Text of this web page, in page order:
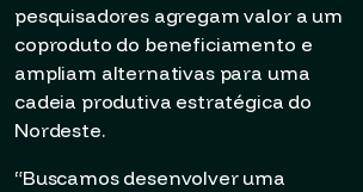
pesquisadores agregam valor a um
coproduto do beneficiamento e
ampliam alternativas para uma
cadeia produtiva estratégica do
Nordeste.
“Buscamos desenvolver uma